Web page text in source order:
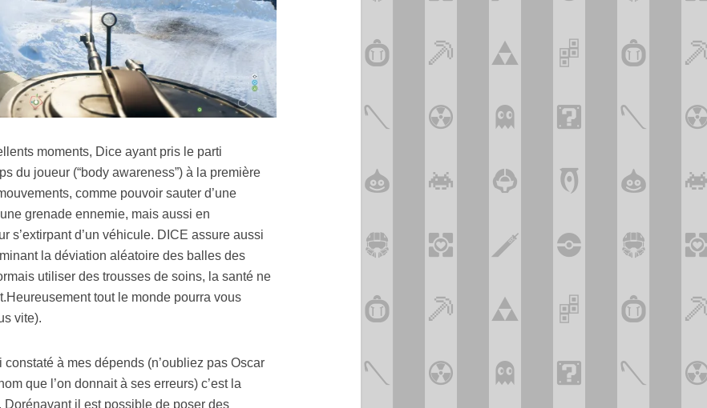
moments, Dice ayant pris le parti
du joueur (“body awareness”) à la première
comme pouvoir sauter d’une
grenade ennemie, mais aussi en
s’extirpant d’un véhicule. DICE assure aussi
la déviation aléatoire des balles des
utiliser des trousses de soins, la santé ne
tout le monde pourra vous
vite).
à mes dépends (n’oubliez pas Oscar
que l’on donnait à ses erreurs) c’est la
il est possible de poser des